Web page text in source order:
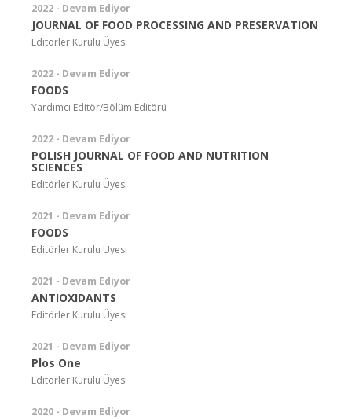
2022 - Devam Ediyor
JOURNAL OF FOOD PROCESSING AND PRESERVATION
Editörler Kurulu Üyesi
2022 - Devam Ediyor
FOODS
Yardımcı Editör/Bölüm Editörü
2022 - Devam Ediyor
POLISH JOURNAL OF FOOD AND NUTRITION
SCIENCES
Editörler Kurulu Üyesi
2021 - Devam Ediyor
FOODS
Editörler Kurulu Üyesi
2021 - Devam Ediyor
ANTIOXIDANTS
Editörler Kurulu Üyesi
2021 - Devam Ediyor
Plos One
Editörler Kurulu Üyesi
2020 - Devam Ediyor